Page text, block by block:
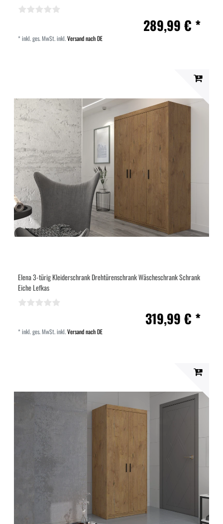
289,99 € *
*inkl. ges. MwSt.inkl.Versand nach DE
Elena 3-türig Kleiderschrank Drehtürenschrank Wäscheschrank Schrank
Eiche Lefkas
319,99 € *
*inkl. ges. MwSt.inkl.Versand nach DE